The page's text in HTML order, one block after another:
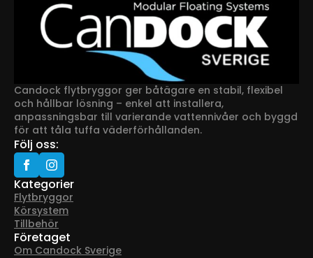
Candock flytbryggor ger båtägare en stabil, flexibel
och hållbar lösning – enkel att installera,
anpassningsbar till varierande vattennivåer och byggd
för att tåla tuffa väderförhållanden.
Följ oss:
Kategorier
Flytbryggor
Körsystem
Tillbehör
Företaget
Om Candock Sverige